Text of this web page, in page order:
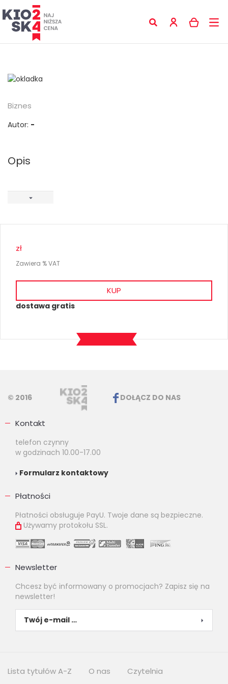
Biznes
Autor: -
Opis
zł
Zawiera % VAT
KUP
dostawa gratis
© 2016 DOŁĄCZ DO NAS
Kontakt
telefon czynny
w godzinach 10.00-17.00
Formularz kontaktowy
Płatności
Płatności obsługuje PayU. Twoje dane są bezpieczne.
Używamy protokołu SSL.
Newsletter
Chcesz być informowany o promocjach? Zapisz się na
newsletter!
Lista tytułów A-Z O nas Czytelnia